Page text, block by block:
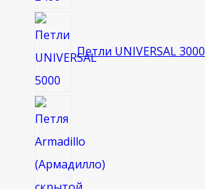
Петли UNIVERSAL 3000